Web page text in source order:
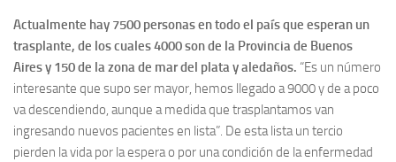
Actualmente hay 7500 personas en todo el país que esperan un
trasplante, de los cuales 4000 son de la Provincia de Buenos
Aires y 150 de la zona de mar del plata y aledaños. “Es un número
interesante que supo ser mayor, hemos llegado a 9000 y de a poco
va descendiendo, aunque a medida que trasplantamos van
ingresando nuevos pacientes en lista”. De esta lista un tercio
pierden la vida por la espera o por una condición de la enfermedad